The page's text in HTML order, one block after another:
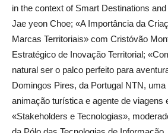
in the context of Smart Destinations
Jae yeon Choe; «A Importância da
Marcas Territoriais» com Cristóvão
Estratégico de Inovação Territorial;
natural ser o palco perfeito para
Domingos Pires, da Portugal NTN,
animação turística e agente de viagens
«Stakeholders e Tecnologias»,